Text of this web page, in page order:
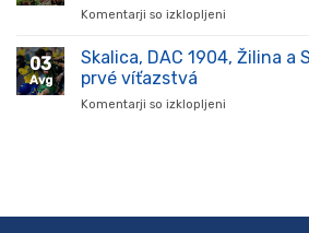
v
Komentarji so izklopljeni
oslavuje,
03
Avg
Skalica, DAC 1904, Žilina a
prvé víťazstvá
Komentarji so izklopljeni
Spartak